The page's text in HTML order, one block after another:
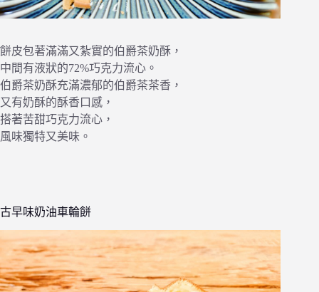
餅皮包著滿滿又紮實的伯爵茶奶酥，
中間有液狀的72%巧克力流心。
伯爵茶奶酥充滿濃郁的伯爵茶茶香，
又有奶酥的酥香口感，
搭著苦甜巧克力流心，
風味獨特又美味。
古早味奶油車輪餅